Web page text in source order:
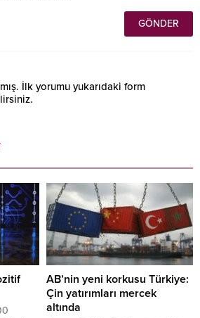
İlk yorumu yukarıdaki form
AB’nin yeni korkusu Türkiye:
Çin yatırımları mercek
altında